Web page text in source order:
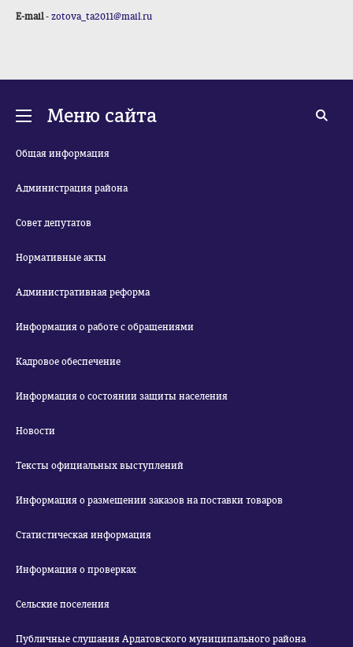
E-mail- zotova_ta2011@mail.ru
Меню сайта
Общая информация
Администрация района
Совет депутатов
Нормативные акты
Административная реформа
Информация о работе с обращениями
Кадровое обеспечение
Информация о состоянии защиты населения
Новости
Тексты официальных выступлений
Информация о размещении заказов на поставки товаров
Статистическая информация
Информация о проверках
Сельские поселения
Публичные слушания Ардатовского муниципального района